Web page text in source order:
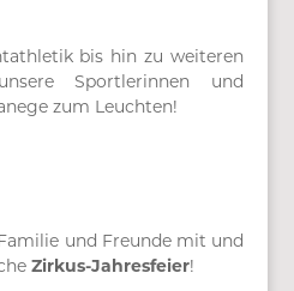
bis hin zu weiteren
Sportlerinnen und
zum Leuchten!
und Freunde mit und
Zirkus-Jahresfeier!